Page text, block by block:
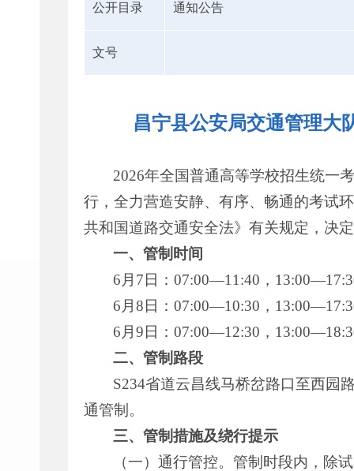
公开目录 通知公告
文号
昌宁县公安局交通管理大
2026年全国普通高等学校招生统一
行，全力营造安静、有序、畅通的考试
共和国道路交通安全法》有关规定，决
一、管制时间
6月7日：07:00—11:40，
6月8日：07:00—10:30，
6月9日：07:00—12:30，
二、管制路段
S234省道云昌线马桥岔路口至西园
通管制。
三、管制措施及绕行提示
（一）通行管控。管制时段内，除